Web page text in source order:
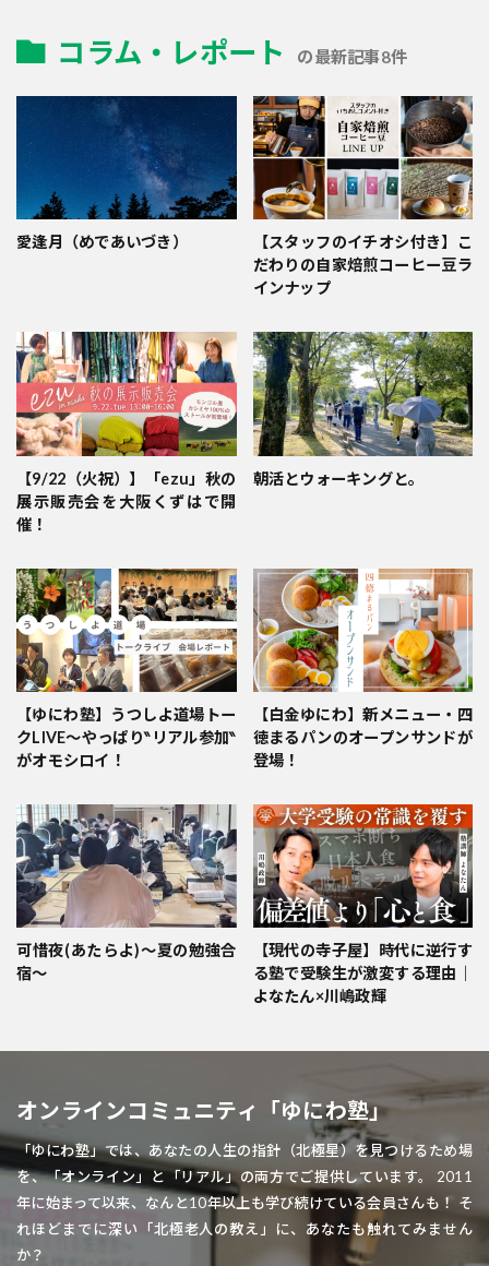
コラム・レポート の最新記事8件
愛逢月（めであいづき）
【スタッフのイチオシ付き】こ
だわりの自家焙煎コーヒー豆ラ
インナップ
【9/22（火祝）】「ezu」秋の
展示販売会を大阪くずはで開
催！
朝活とウォーキングと。
【ゆにわ塾】うつしよ道場トー
クLIVE～やっぱり‶リアル参加‶
がオモシロイ！
【白金ゆにわ】新メニュー・四
徳まるパンのオープンサンドが
登場！
可惜夜(あたらよ)〜夏の勉強合
宿〜
【現代の寺子屋】時代に逆行す
る塾で受験生が激変する理由｜
よなたん×川嶋政輝
オンラインコミュニティ「ゆにわ塾」
「ゆにわ塾」では、あなたの人生の指針（北極星）を見つけるため場
を、「オンライン」と「リアル」の両方でご提供しています。 2011
年に始まって以来、なんと10年以上も学び続けている会員さんも！ そ
れほどまでに深い「北極老人の教え」に、あなたも触れてみません
か？